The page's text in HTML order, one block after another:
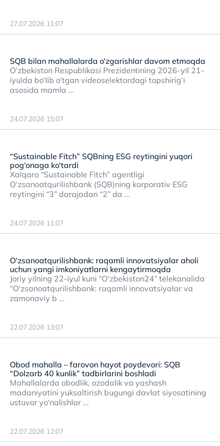
27.07.2026 11:07
SQB bilan mahallalarda o‘zgarishlar davom etmoqda
O‘zbekiston Respublikasi Prezidentining 2026-yil 21-
iyulda bo‘lib o‘tgan videoselektordagi topshirig‘i
asosida mamla ...
24.07.2026 15:07
“Sustainable Fitch” SQBning ESG reytingini yuqori
pog‘onaga ko‘tardi
Xalqaro “Sustainable Fitch” agentligi
O‘zsanoatqurilishbank (SQB)ning korporativ ESG
reytingini “3” darajadan “2” da ...
24.07.2026 11:07
O‘zsanoatqurilishbank: raqamli innovatsiyalar aholi
uchun yangi imkoniyatlarni kengaytirmoqda
Joriy yilning 22-iyul kuni “O‘zbekiston24” telekanalida
“O‘zsanoatqurilishbank: raqamli innovatsiyalar va
zamonaviy b ...
22.07.2026 13:07
Obod mahalla – farovon hayot poydevori: SQB
“Dolzarb 40 kunlik” tadbirlarini boshladi
Mahallalarda obodlik, ozodalik va yashash
madaniyatini yuksaltirish bugungi davlat siyosatining
ustuvor yo‘nalishlar ...
22.07.2026 12:07